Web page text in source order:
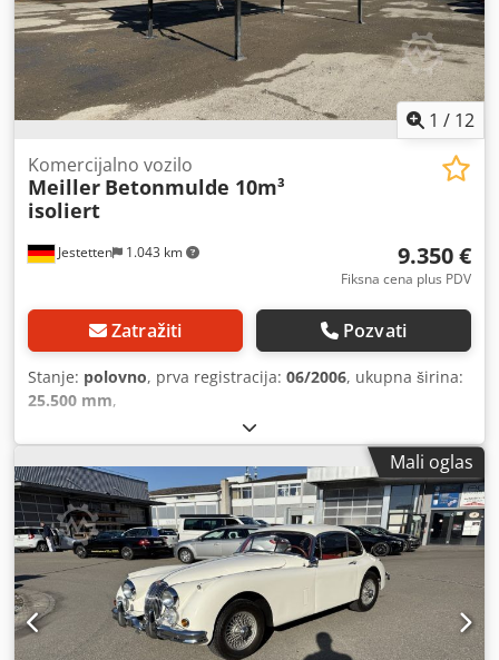
1 / 12
Jestetten 1.043 km
Komercijalno vozilo
Meiller Betonmulde 10m³
isoliert
9.350 €
Fiksna cena plus PDV
Zatražiti Pozvati
Stanje: polovno, prva registracija: 06/2006, ukupna širina:
25.500 mm,
Mali oglas